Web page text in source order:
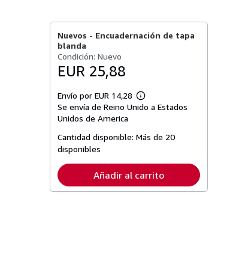
Nuevos - Encuadernación de tapa
blanda
Condición: Nuevo
EUR 25,88
Envío por EUR 14,28
Más
información
tarifas
Se envía de Reino Unido a Estados
Unidos de America
Cantidad disponible:Más de 20
disponibles
Añadir al carrito